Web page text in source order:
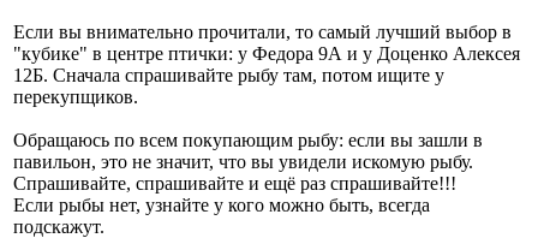
Если вы внимательно прочитали, то самый лучший выбор в
"кубике" в центре птички: у Федора 9А и у Доценко Алексея
12Б. Сначала спрашивайте рыбу там, потом ищите у
перекупщиков.
Обращаюсь по всем покупающим рыбу: если вы зашли в
павильон, это не значит, что вы увидели искомую рыбу.
Спрашивайте, спрашивайте и ещё раз спрашивайте!!!
Если рыбы нет, узнайте у кого можно быть, всегда
подскажут.